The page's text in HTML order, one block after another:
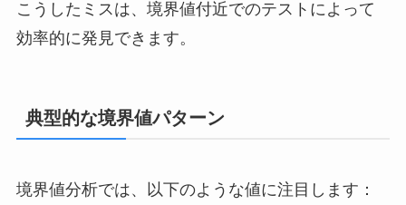
こうしたミスは、境界値付近でのテストによって
効率的に発見できます。
典型的な境界値パターン
境界値分析では、以下のような値に注目します：